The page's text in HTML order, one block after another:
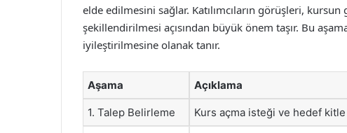
elde edilmesini sağlar. Katılımcıların görüşleri,
şekillendirilmesi açısından büyük önem taşır. Bu
iyileştirilmesine olanak tanır.
Aşama Açıklama
1. Talep Belirleme Kurs açma isteği ve hedef kitle